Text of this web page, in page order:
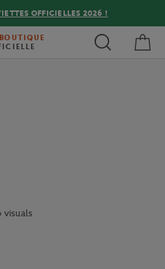
OFFICIELLES 2026 !
BOUTIQUE
visuals